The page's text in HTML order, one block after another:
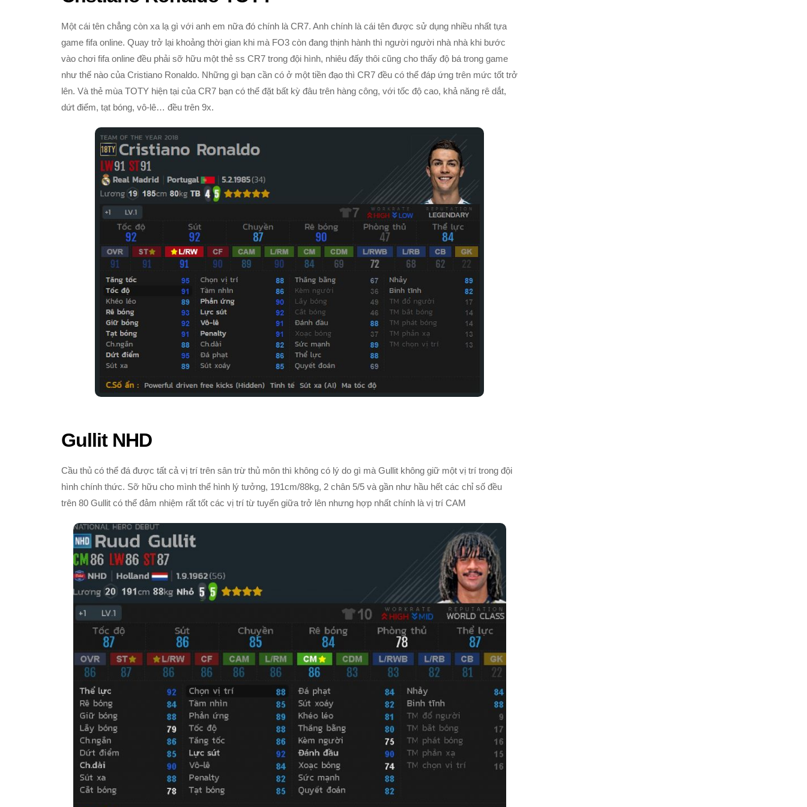
Một cái tên chẳng còn xa lạ gì với anh em nữa đó chính là CR7. Anh chính là cái tên được sử dụng nhiều nhất tựa
game fifa online. Quay trở lại khoảng thời gian khi mà FO3 còn đang thịnh hành thì người người nhà nhà khi bước
vào chơi fifa online đều phải sỡ hữu một thẻ ss CR7 trong đội hình, nhiêu đấy thôi cũng cho thấy độ bá trong game
như thế nào của Cristiano Ronaldo. Những gì bạn cần có ở một tiền đạo thì CR7 đều có thể đáp ứng trên mức tốt trở
lên. Và thẻ mùa TOTY hiện tại của CR7 bạn có thể đặt bất kỳ đâu trên hàng công, với tốc độ cao, khả năng rê dắt,
dứt điểm, tạt bóng, vô-lê… đều trên 9x.
Gullit NHD
Cầu thủ có thể đá được tất cả vị trí trên sân trừ thủ môn thì không có lý do gì mà Gullit không giữ một vị trí trong đội
hình chính thức. Sỡ hữu cho mình thể hình lý tưởng, 191cm/88kg, 2 chân 5/5 và gần như hầu hết các chỉ số đều
trên 80 Gullit có thể đảm nhiệm rất tốt các vị trí từ tuyến giữa trở lên nhưng hợp nhất chính là vị trí CAM